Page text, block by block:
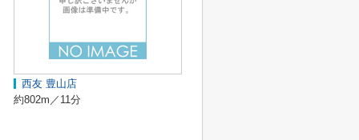
西友 豊山店
約802m／11分